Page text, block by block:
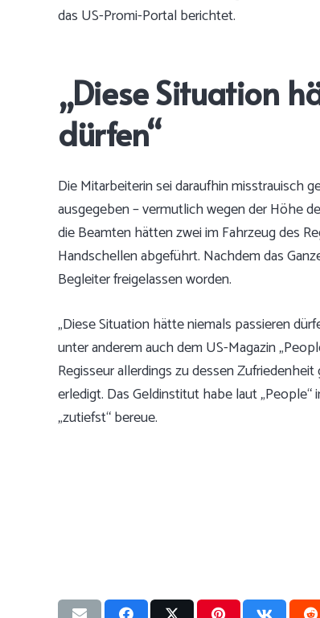
das US-Promi-Portal berichtet.
„Diese Situation
dürfen“
Die Mitarbeiterin sei daraufhin misstrauisch
ausgegeben – vermutlich wegen der Höhe
die Beamten hätten zwei im Fahrzeug des
Handschellen abgeführt. Nachdem das
Begleiter freigelassen worden.
„Diese Situation hätte niemals passieren
unter anderem auch dem US-Magazin
Regisseur allerdings zu dessen
erledigt. Das Geldinstitut habe laut
„zutiefst“ bereue.